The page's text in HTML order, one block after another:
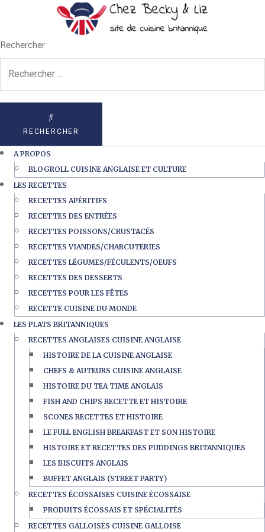
Rechercher
RECHERCHER
A PROPOS
BLOGROLL CUISINE ANGLAISE ET CULTURE
LES RECETTES
RECETTES APÉRITIFS
RECETTES DES ENTRÉES
RECETTES POISSONS/CRUSTACÉS
RECETTES VIANDES/CHARCUTERIES
RECETTES LÉGUMES/FÉCULENTS/OEUFS
RECETTES DES DESSERTS
RECETTES POUR LES FÊTES
RECETTE CUISINE DU MONDE
LES PLATS BRITANNIQUES
RECETTES ANGLAISES CUISINE ANGLAISE
HISTOIRE DE LA CUISINE ANGLAISE
CHEFS & AUTEURS CUISINE ANGLAISE
HISTOIRE DU TEA TIME ANGLAIS
FISH AND CHIPS RECETTE ET HISTOIRE
SCONES RECETTES ET HISTOIRE
LE FULL ENGLISH BREAKFAST ET SON HISTOIRE
HISTOIRE ET RECETTES DES PUDDINGS BRITANNIQUES
LES BISCUITS ANGLAIS
BUFFET ANGLAIS (STREET PARTY)
RECETTES ÉCOSSAISES CUISINE ÉCOSSAISE
PRODUITS ÉCOSSAIS ET SPÉCIALITÉS
RECETTES GALLOISES CUISINE GALLOISE